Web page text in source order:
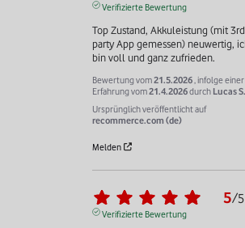
Verifizierte Bewertung
Top Zustand, Akkuleistung (mit 3rd
party App gemessen) neuwertig,
bin voll und ganz zufrieden.
Bewertung vom21.5.2026 , infolge einer
Erfahrung vom21.4.2026durch Lucas S.
Ursprünglich veröffentlicht auf
recommerce.com (de)
Melden
5/5
Verifizierte Bewertung